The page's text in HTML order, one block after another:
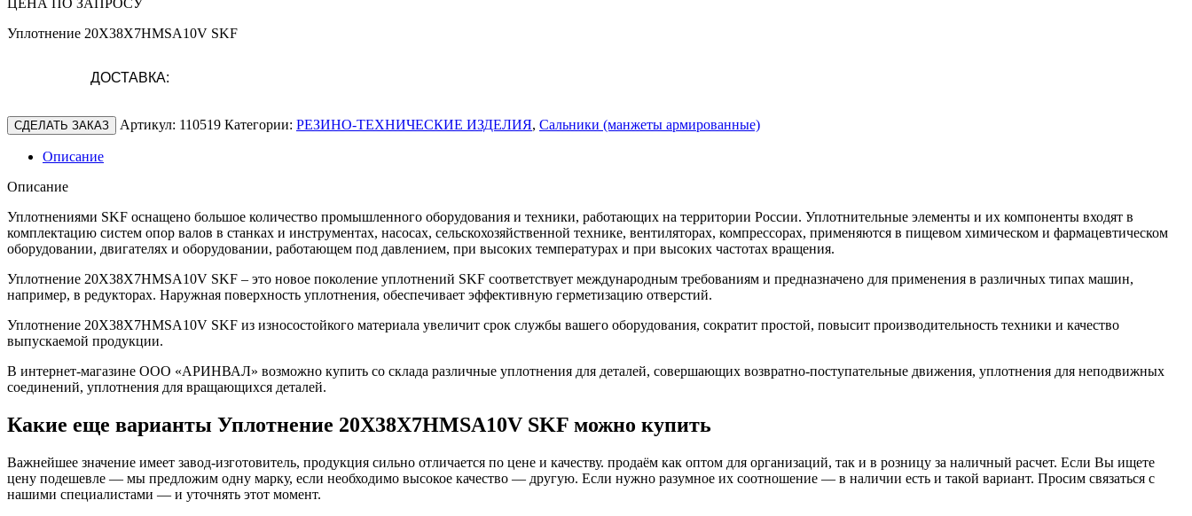
ЦЕНА ПО ЗАПРОСУ
Уплотнение 20X38X7HMSA10V SKF
ДОСТАВКА:
СДЕЛАТЬ ЗАКАЗ Артикул: 110519 Категории: РЕЗИНО-ТЕХНИЧЕСКИЕ ИЗДЕЛИЯ, Сальники (манжеты армированные)
Описание
Описание
Уплотнениями SKF оснащено большое количество промышленного оборудования и техники, работающих на территории России. Уплотнительные элементы и их компоненты входят в
комплектацию систем опор валов в станках и инструментах, насосах, сельскохозяйственной технике, вентиляторах, компрессорах, применяются в пищевом химическом и фармацевтическом
оборудовании, двигателях и оборудовании, работающем под давлением, при высоких температурах и при высоких частотах вращения.
Уплотнение 20X38X7HMSA10V SKF – это новое поколение уплотнений SKF соответствует международным требованиям и предназначено для применения в различных типах машин,
например, в редукторах. Наружная поверхность уплотнения, обеспечивает эффективную герметизацию отверстий.
Уплотнение 20X38X7HMSA10V SKF из износостойкого материала увеличит срок службы вашего оборудования, сократит простой, повысит производительность техники и качество
выпускаемой продукции.
В интернет-магазине ООО «АРИНВАЛ» возможно купить со склада различные уплотнения для деталей, совершающих возвратно-поступательные движения, уплотнения для неподвижных
соединений, уплотнения для вращающихся деталей.
Какие еще варианты Уплотнение 20X38X7HMSA10V SKF можно купить
Важнейшее значение имеет завод-изготовитель, продукция сильно отличается по цене и качеству. продаём как оптом для организаций, так и в розницу за наличный расчет. Если Вы ищете
цену подешевле — мы предложим одну марку, если необходимо высокое качество — другую. Если нужно разумное их соотношение — в наличии есть и такой вариант. Просим связаться с
нашими специалистами — и уточнять этот момент.